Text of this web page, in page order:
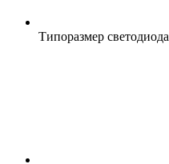
Типоразмер светодиода